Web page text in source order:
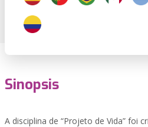
Sinopsis
A disciplina de “Projeto de Vida” foi